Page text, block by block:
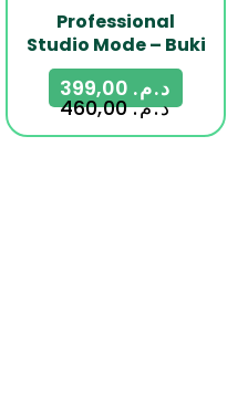
Professional
Studio Mode – Buki
د.م.460,00
د.م.